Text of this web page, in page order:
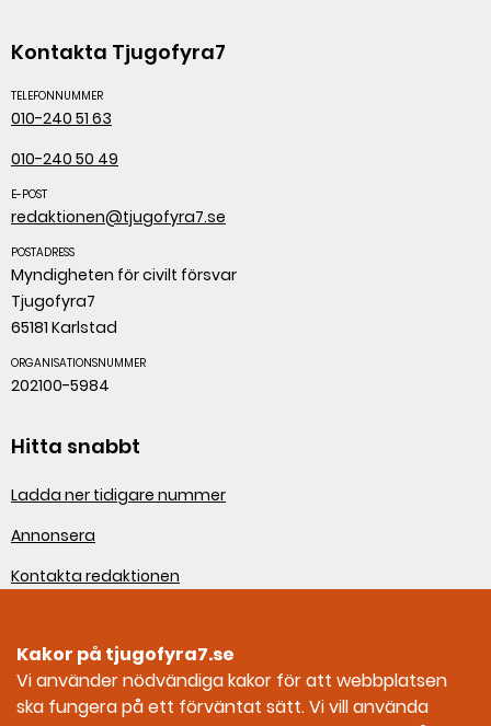
Kontakta Tjugofyra7
TELEFONNUMMER
010-240 51 63
010-240 50 49
E-POST
redaktionen@tjugofyra7.se
POSTADRESS
Myndigheten för civilt försvar
Tjugofyra7
65181 Karlstad
ORGANISATIONSNUMMER
202100-5984
Hitta snabbt
Ladda ner tidigare nummer
Annonsera
Kontakta redaktionen
Sociala medier
Kakor på tjugofyra7.se
Vi använder nödvändiga kakor för att webbplatsen
ska fungera på ett förväntat sätt. Vi vill använda